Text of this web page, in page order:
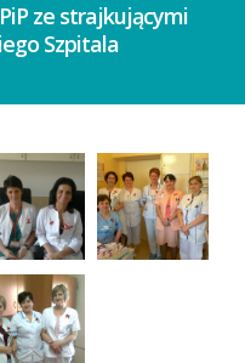
ze strajkującymi
Szpitala